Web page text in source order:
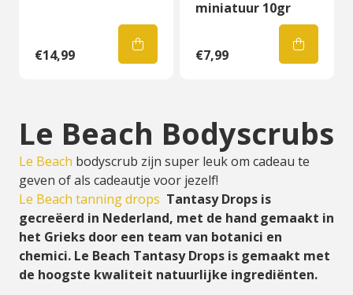
€14,99
miniatuur 10gr
€7,99
Le Beach Bodyscrubs
Le Beach bodyscrub zijn super leuk om cadeau te
geven of als cadeautje voor jezelf!
Le Beach tanning drops Tantasy Drops is
gecreëerd in Nederland, met de hand gemaakt in
het Grieks door een team van botanici en
chemici. Le Beach Tantasy Drops is gemaakt met
de hoogste kwaliteit natuurlijke ingrediënten.